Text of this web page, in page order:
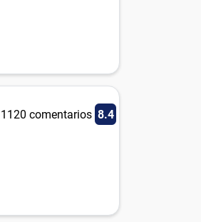
1120 comentarios 8.4